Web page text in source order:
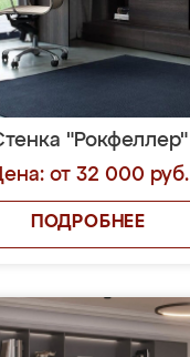
"Рокфеллер"
от 32 000 руб.
ПОДРОБНЕЕ